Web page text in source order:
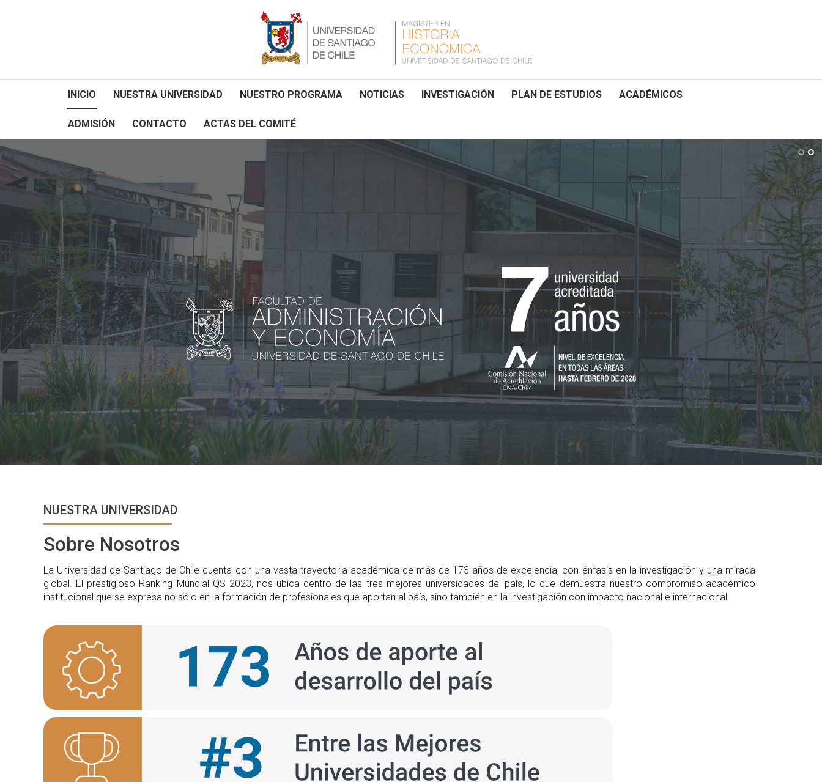
INICIO NUESTRA UNIVERSIDAD NUESTRO PROGRAMA NOTICIAS INVESTIGACIÓN PLAN DE ESTUDIOS ACADÉMICOS
ADMISIÓN CONTACTO ACTAS DEL COMITÉ
NUESTRA UNIVERSIDAD
Sobre Nosotros
La Universidad de Santiago de Chile cuenta con una vasta trayectoria académica de más de 173 años de excelencia, con énfasis en la investigación y una mirada
global. El prestigioso Ranking Mundial QS 2023, nos ubica dentro de las tres mejores universidades del país, lo que demuestra nuestro compromiso académico
institucional que se expresa no sólo en la formación de profesionales que aportan al país, sino también en la investigación con impacto nacional e internacional.